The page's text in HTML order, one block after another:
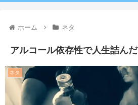
ホーム ネタ
アルコール依存性で人生詰んだ
ネタ